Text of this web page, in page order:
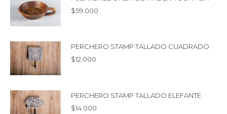
$59.000
PERCHERO STAMP TALLADO CUADRADO
$12.000
PERCHERO STAMP TALLADO ELEFANTE
$14.000